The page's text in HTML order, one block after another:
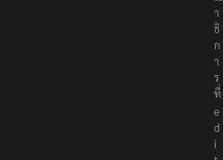
า
ธิ
ก
า
ร
ที่
e
d
i